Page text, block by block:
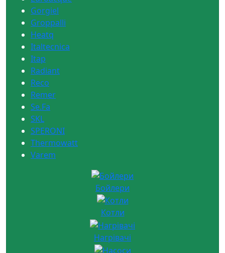
Gorgiel
Groppalli
Heatq
Italtecnica
Itap
Radiant
Reco
Remer
Se.Fa
SKL
SPERONI
Thermowatt
Varem
Бойлери
Котли
Нагрівачі